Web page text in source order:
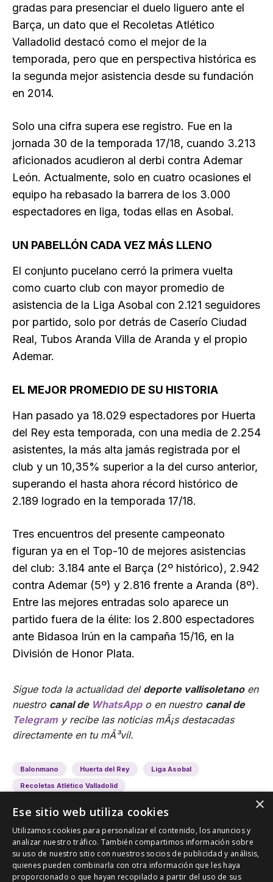
gradas para presenciar el duelo liguero ante el
Barça, un dato que el Recoletas Atlético
Valladolid destacó como el mejor de la
temporada, pero que en perspectiva histórica es
la segunda mejor asistencia desde su fundación
en 2014.
Solo una cifra supera ese registro. Fue en la
jornada 30 de la temporada 17/18, cuando 3.213
aficionados acudieron al derbi contra Ademar
León. Actualmente, solo en cuatro ocasiones el
equipo ha rebasado la barrera de los 3.000
espectadores en liga, todas ellas en Asobal.
UN PABELLÓN CADA VEZ MÁS LLENO
El conjunto pucelano cerró la primera vuelta
como cuarto club con mayor promedio de
asistencia de la Liga Asobal con 2.121 seguidores
por partido, solo por detrás de Caserío Ciudad
Real, Tubos Aranda Villa de Aranda y el propio
Ademar.
EL MEJOR PROMEDIO DE SU HISTORIA
Han pasado ya 18.029 espectadores por Huerta
del Rey esta temporada, con una media de 2.254
asistentes, la más alta jamás registrada por el
club y un 10,35% superior a la del curso anterior,
superando el hasta ahora récord histórico de
2.189 logrado en la temporada 17/18.
Tres encuentros del presente campeonato
figuran ya en el Top-10 de mejores asistencias
del club: 3.184 ante el Barça (2º histórico), 2.942
contra Ademar (5º) y 2.816 frente a Aranda (8º).
Entre las mejores entradas solo aparece un
partido fuera de la élite: los 2.800 espectadores
ante Bidasoa Irún en la campaña 15/16, en la
División de Honor Plata.
Sigue toda la actualidad del deporte vallisoletanoen
nuestro canal de WhatsAppo en nuestro canal de
Telegramy recibe las noticias mÃ¡s destacadas
directamente en tu mÃ³vil.
Balonmano Huerta del Rey
Liga Asobal
Recoletas Atlético Valladolid
×
Ese sitio web utiliza cookies
Utilizamos cookies para personalizar el contenido, los anuncios y
analizar nuestro tráfico. También compartimos información sobre
su uso de nuestro sitio con nuestros socios de publicidad y análisis,
quienes pueden combinarla con otra información que les haya
proporcionado o que hayan recopilado a partir del uso de sus